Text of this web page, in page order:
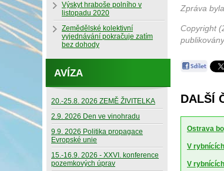
Zpráva
Copyright
DALŠÍ
Ostrava
V
V
Výskyt hraboše polního v
listopadu 2020
Zemědělské kolektivní
vyjednávání pokračuje zatím
bez dohody
AVÍZA
20.-25.8. 2026 ZEMĚ ŽIVITELKA
2.9. 2026 Den ve vinohradu
9.9. 2026 Politika propagace
Evropské unie
15.-16.9. 2026 - XXVI. konference
pozemkových úprav